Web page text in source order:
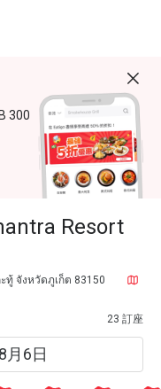
300
Resort
ทู้ จังหวัดภูเก็ต 83150
23 訂座